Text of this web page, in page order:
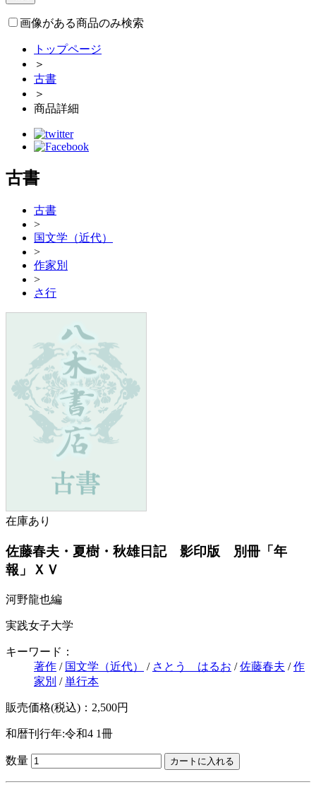
画像がある商品のみ検索
トップページ
＞
古書
＞
商品詳細
古書
古書
>
国文学（近代）
>
作家別
>
さ行
在庫あり
佐藤春夫・夏樹・秋雄日記 影印版 別冊「年
報」ＸＶ
河野龍也編
実践女子大学
キーワード：
著作 / 国文学（近代） / さとう はるお /佐藤春夫 /作
家別 /単行本
販売価格(税込)：2,500円
和暦刊行年:令和4 1冊
数量